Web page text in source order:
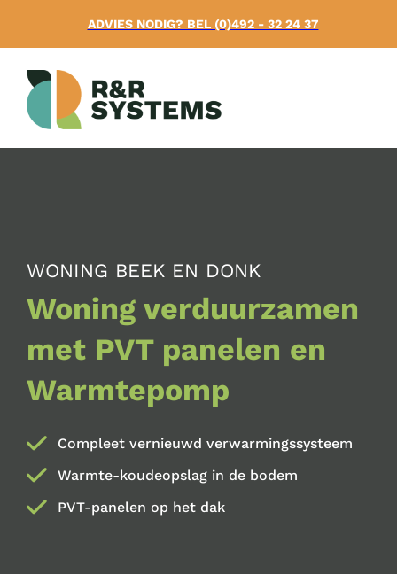
ADVIES NODIG? BEL (0)492 - 32 24 37
WONING BEEK EN DONK
Woning verduurzamen
met PVT panelen en
Warmtepomp
Compleet vernieuwd verwarmingssysteem
Warmte-koudeopslag in de bodem
PVT-panelen op het dak